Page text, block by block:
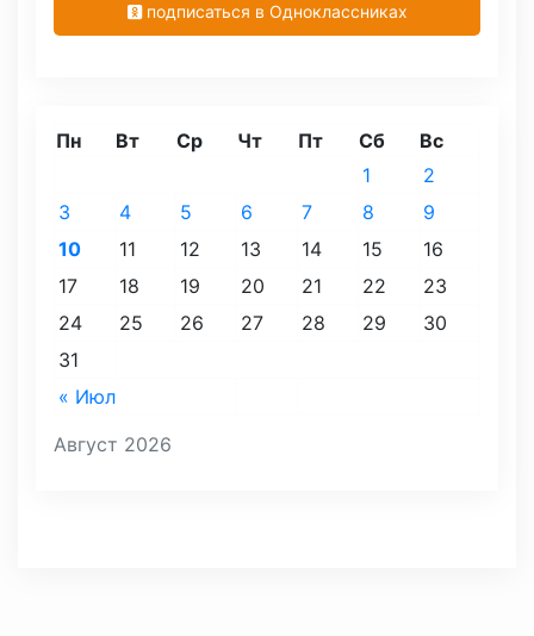
подписаться в Одноклассниках
Август 2026
Пн Вт Ср Чт Пт Сб Вс
« Июл
1
2
3
4 5 6 7 8
9
10
11 12 13 14 15
16
17
18 19 20 21 22
23
24
25 26 27 28 29
30
31